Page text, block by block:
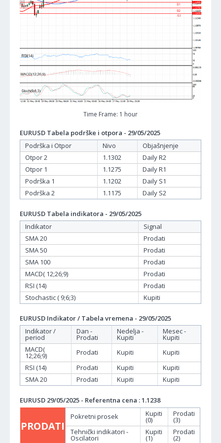
Time Frame: 1 hour
EURUSD Tabela podrške i otpora - 29/05/2025
Podrška i Otpor
Nivo
Objašnjenje
Otpor 2
1.1302
Daily R2
Otpor 1
1.1275
Daily R1
Podrška 1
1.1202
Daily S1
Podrška 2
1.1175 Daily S2
EURUSD Tabela indikatora - 29/05/2025
Indikator
Signal
SMA 20
Prodati
SMA 50
Prodati
SMA 100
Prodati
MACD( 12;26;9)
Prodati
RSI (14)
Prodati
Stochastic ( 9;6;3)
Kupiti
EURUSD Indikator / Tabela vremena - 29/05/2025
Indikator /
period
Dan -
Prodati
Nedelja -
Kupiti
Mesec -
Kupiti
MACD(
12;26;9) Prodati Kupiti
Kupiti
RSI (14)
Prodati Kupiti
Kupiti
SMA 20
Prodati Kupiti Kupiti
EURUSD 29/05/2025 - Referentna cena : 1.1238
PRODATI
Pokretni prosek Kupiti
(0)
Prodati
(3)
Tehnički indikatori -
Oscilatori
Kupiti
(1)
Prodati
(2)